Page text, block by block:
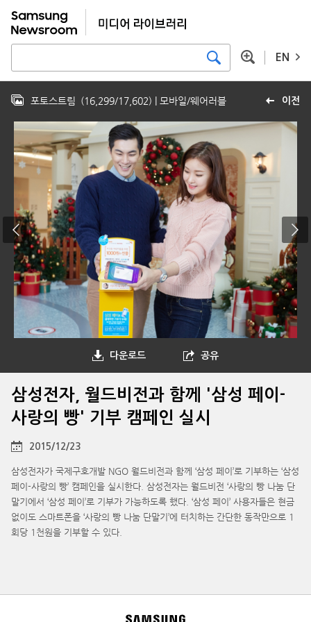
EN
이전
포토스트림 (16,299/17,602) | 모바일/웨어러블
다운로드 공유
삼성전자, 월드비전과 함께 '삼성 페이-
사랑의 빵' 기부 캠페인 실시
2015/12/23
삼성전자가 국제구호개발 NGO 월드비전과 함께 ‘삼성 페이’로 기부하는 ‘삼성
페이-사랑의 빵’ 캠페인을 실시한다. 삼성전자는 월드비전 ‘사랑의 빵 나눔 단
말기에서 ‘삼성 페이’로 기부가 가능하도록 했다. ‘삼성 페이’ 사용자들은 현금
없이도 스마트폰을 ‘사랑의 빵 나눔 단말기’에 터치하는 간단한 동작만으로 1
회당 1천원을 기부할 수 있다.